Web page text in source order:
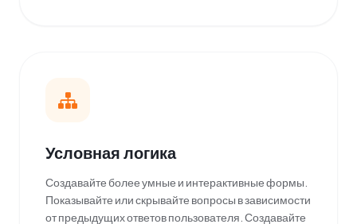
Условная логика
Создавайте более умные и интерактивные формы.
Показывайте или скрывайте вопросы в зависимости
от предыдущих ответов пользователя. Создавайте